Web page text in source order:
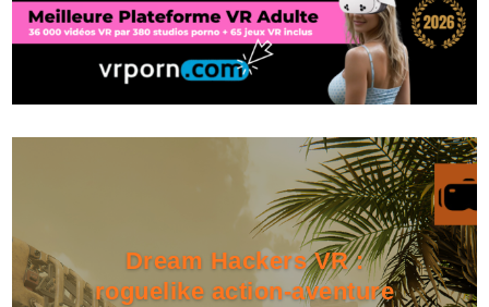
Dream Hackers VR :
roguelike action-aventure